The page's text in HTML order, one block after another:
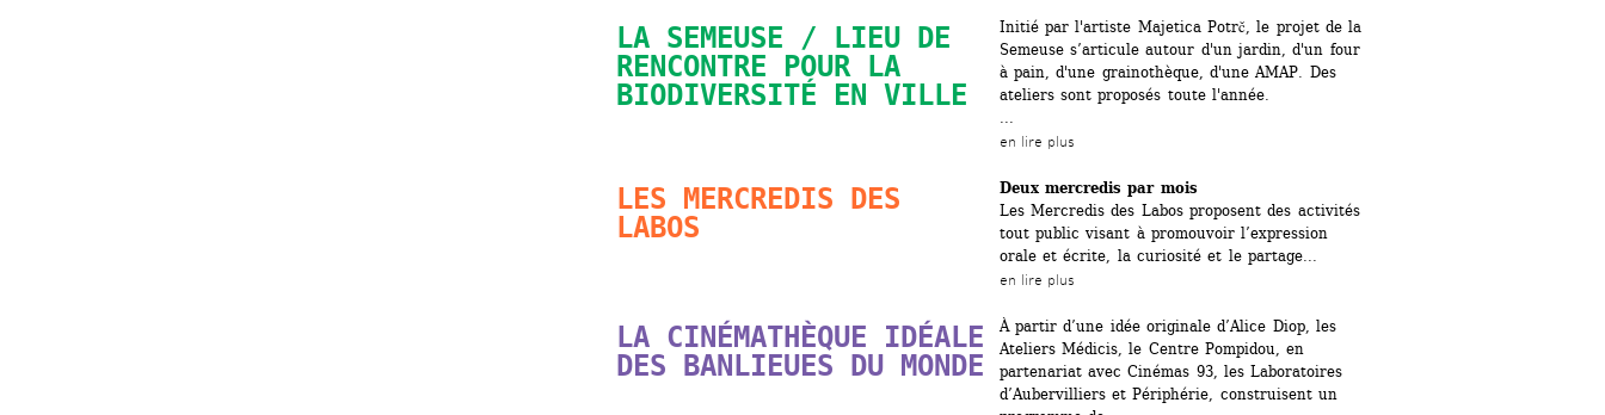
LA SEMEUSE / LIEU DE
RENCONTRE POUR LA
BIODIVERSITÉ EN VILLE
Initié par l'artiste Majetica Potrč, le projet de la
Semeuse s’articule autour d'un jardin, d'un four
à pain, d'une grainothèque, d'une AMAP. Des
ateliers sont proposés toute l'année.
...
en lire plus
LES MERCREDIS DES
LABOS
Deux mercredis par mois
Les Mercredis des Labos proposent des activités
tout public visant à promouvoir l’expression
orale et écrite, la curiosité et le partage...
en lire plus
LA CINÉMATHÈQUE IDÉALE
DES BANLIEUES DU MONDE
À partir d’une idée originale d’Alice Diop, les
Ateliers Médicis, le Centre Pompidou, en
partenariat avec Cinémas 93, les Laboratoires
d’Aubervilliers et Périphérie, construisent un